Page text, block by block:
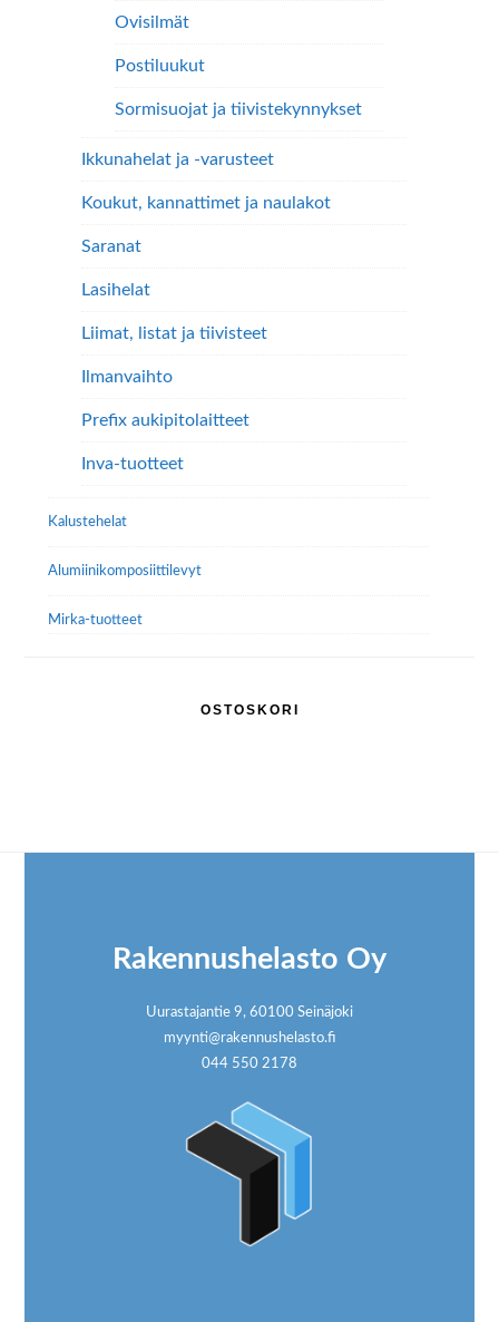
Ovisilmät
Postiluukut
Sormisuojat ja tiivistekynnykset
Ikkunahelat ja -varusteet
Koukut, kannattimet ja naulakot
Saranat
Lasihelat
Liimat, listat ja tiivisteet
Ilmanvaihto
Prefix aukipitolaitteet
Inva-tuotteet
Kalustehelat
Alumiini­komposiitti­levyt
Mirka-tuotteet
OSTOSKORI
Rakennushelasto Oy
Uurastajantie 9, 60100 Seinäjoki
myynti@rakennushelasto.fi
044 550 2178